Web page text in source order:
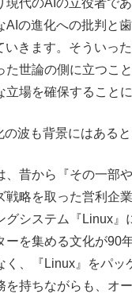
代のAIの立役者で
AIの進化への批判と
きます。そういっ
世論の側に立つこ
場を確保すること
波も背景にはあると
、昔から『その一部
戦略を取った営利企
グシステム『Linux
ーを集める文化が90
く、『Linux』をパ
を持ちながらも、オ